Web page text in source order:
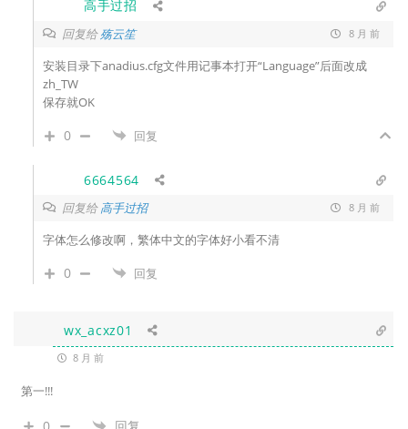
高手过招
回复给殇云笙 8 月 前
安装目录下anadius.cfg文件用记事本打开“Language”后面改成
zh_TW
保存就OK
0 回复
6664564
回复给高手过招 8 月 前
字体怎么修改啊，繁体中文的字体好小看不清
0 回复
wx_acxz01
8 月 前
第一!!!
0